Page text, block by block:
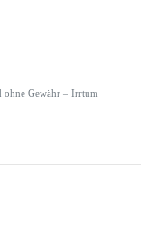
ohne Gewähr – Irrtum